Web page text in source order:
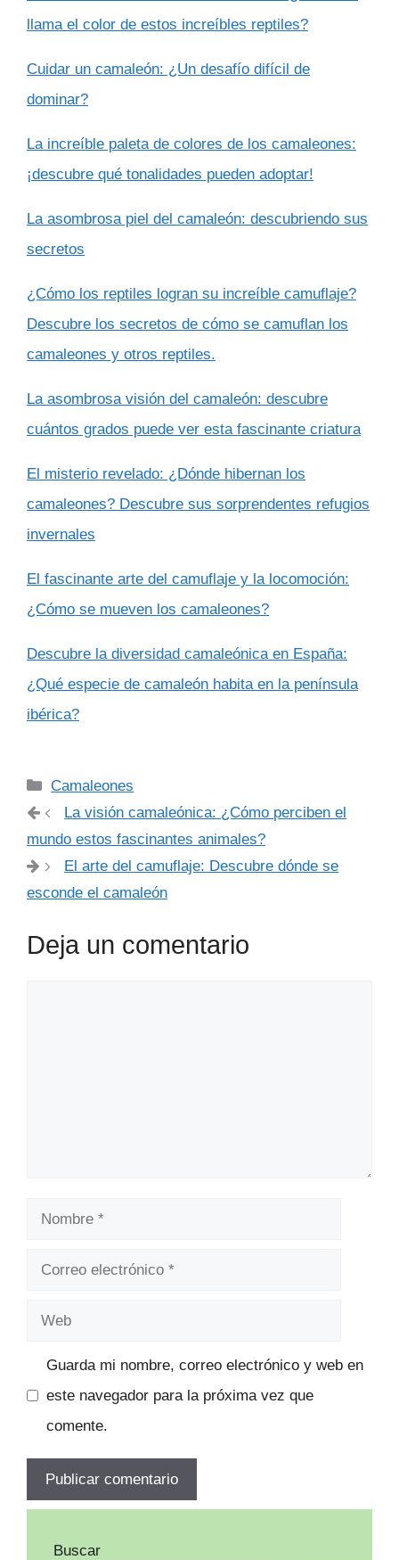
llama el color de estos increíbles reptiles?
Cuidar un camaleón: ¿Un desafío difícil de
dominar?
La increíble paleta de colores de los camaleones:
¡descubre qué tonalidades pueden adoptar!
La asombrosa piel del camaleón: descubriendo sus
secretos
¿Cómo los reptiles logran su increíble camuflaje?
Descubre los secretos de cómo se camuflan los
camaleones y otros reptiles.
La asombrosa visión del camaleón: descubre
cuántos grados puede ver esta fascinante criatura
El misterio revelado: ¿Dónde hibernan los
camaleones? Descubre sus sorprendentes refugios
invernales
El fascinante arte del camuflaje y la locomoción:
¿Cómo se mueven los camaleones?
Descubre la diversidad camaleónica en España:
¿Qué especie de camaleón habita en la península
ibérica?
Categorías
Camaleones
La visión camaleónica: ¿Cómo perciben el
mundo estos fascinantes animales?
El arte del camuflaje: Descubre dónde se
esconde el camaleón
Deja un comentario
Nombre
Correo
Web
Guarda mi nombre, correo electrónico y web en
este navegador para la próxima vez que
comente.
Buscar